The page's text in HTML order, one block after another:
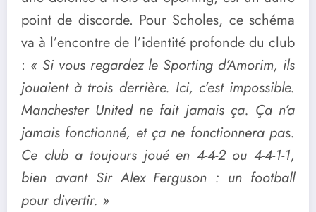
point de discorde. Pour Scholes, ce schéma
va à l’encontre de l’identité profonde du club
: « Si vous regardez le Sporting d’Amorim, ils
jouaient à trois derrière. Ici, c’est impossible.
Manchester United ne fait jamais ça. Ça n’a
jamais fonctionné, et ça ne fonctionnera pas.
Ce club a toujours joué en 4-4-2 ou 4-4-1-1,
bien avant Sir Alex Ferguson : un football
pour divertir. »